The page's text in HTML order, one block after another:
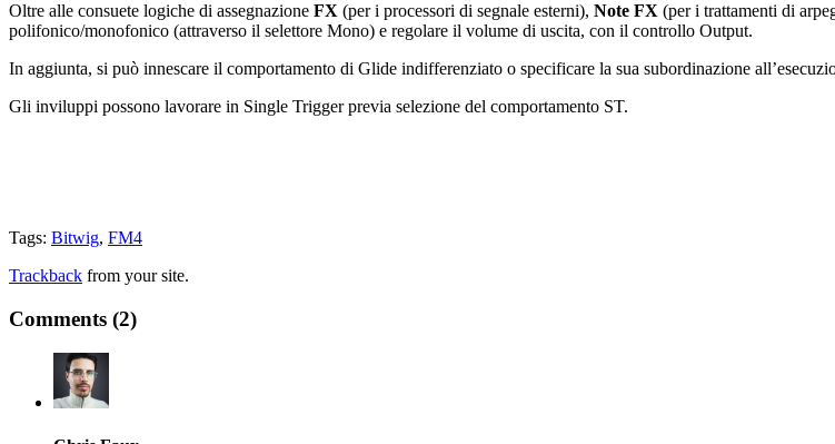
Oltre alle consuete logiche di assegnazione FX (per i processori di segnale esterni), Note FX (per i trattamenti di
polifonico/monofonico (attraverso il selettore Mono) e regolare il volume di uscita, con il controllo Output.
In aggiunta, si può innescare il comportamento di Glide indifferenziato o specificare la sua subordinazione
Gli inviluppi possono lavorare in Single Trigger previa selezione del comportamento ST.
Tags: Bitwig, FM4
Trackback from your site.
Comments (2)